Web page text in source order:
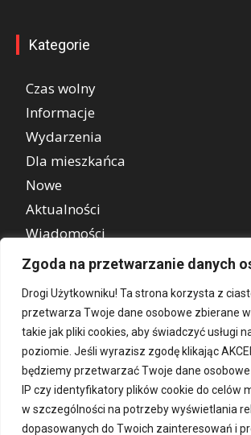
Zgoda na przetwarzanie danych
Drogi Użytkowniku! Ta strona korzysta z
przetwarza Twoje dane osobowe zbierane
takie jak pliki cookies, aby świadczyć usługi
poziomie. Jeśli wyrazisz zgodę klikając
będziemy przetwarzać Twoje dane
IP czy identyfikatory plików cookie do celów
w szczególności na potrzeby wyświetlania
dopasowanych do Twoich zainteresowań i
Kategorie
Czas wolny
Informacje
Wydarzenia
Dla mieszkańca
Nowe
Aktualności
Wiadomości
REKLAMA